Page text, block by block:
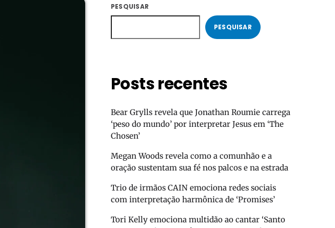
PESQUISAR
PESQUISAR
Posts recentes
Bear Grylls revela que Jonathan Roumie carrega
‘peso do mundo’ por interpretar Jesus em ‘The
Chosen’
Megan Woods revela como a comunhão e a
oração sustentam sua fé nos palcos e na estrada
Trio de irmãos CAIN emociona redes sociais
com interpretação harmônica de ‘Promises’
Tori Kelly emociona multidão ao cantar ‘Santo